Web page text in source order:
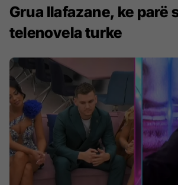
Grua llafazane, ke parë
telenovela turke